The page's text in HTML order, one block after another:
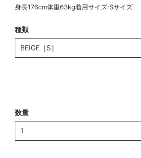
身長176cm体重63kg着用サイズ:Sサイズ
種類
数量